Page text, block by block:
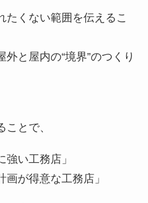
たくない範囲を伝えるこ
と屋内の“境界”のつくり
とで、
強い工務店」
画が得意な工務店」